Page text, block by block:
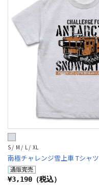
S / M / L / XL
南極チャレンジ雪上車 Tシャツ
¥3,190（税込）